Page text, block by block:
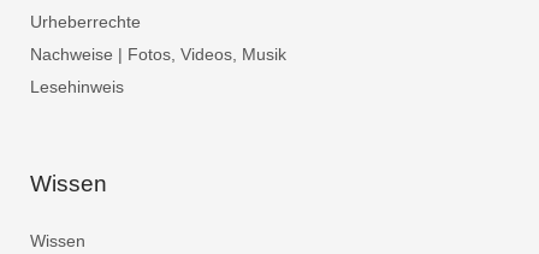
Urheberrechte
Nachweise | Fotos, Videos, Musik
Lesehinweis
Wissen
Wissen